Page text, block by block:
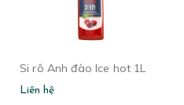
Si rô Anh đào Ice hot 1L
Liên hệ